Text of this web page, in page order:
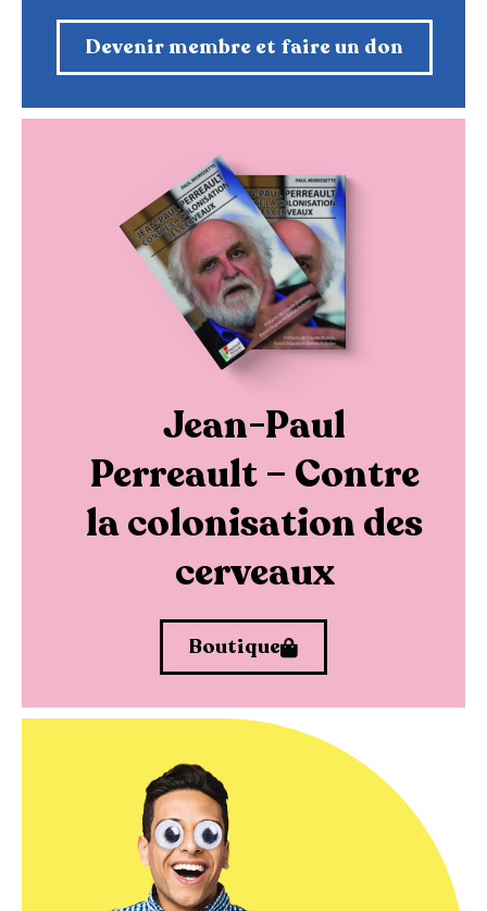
Devenir membre et faire un don
Jean-Paul
Perreault – Contre
la colonisation des
cerveaux
Boutique